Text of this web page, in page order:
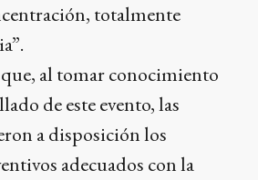
totalmente
al tomar conocimiento
de este evento, las
a disposición los
adecuados con la